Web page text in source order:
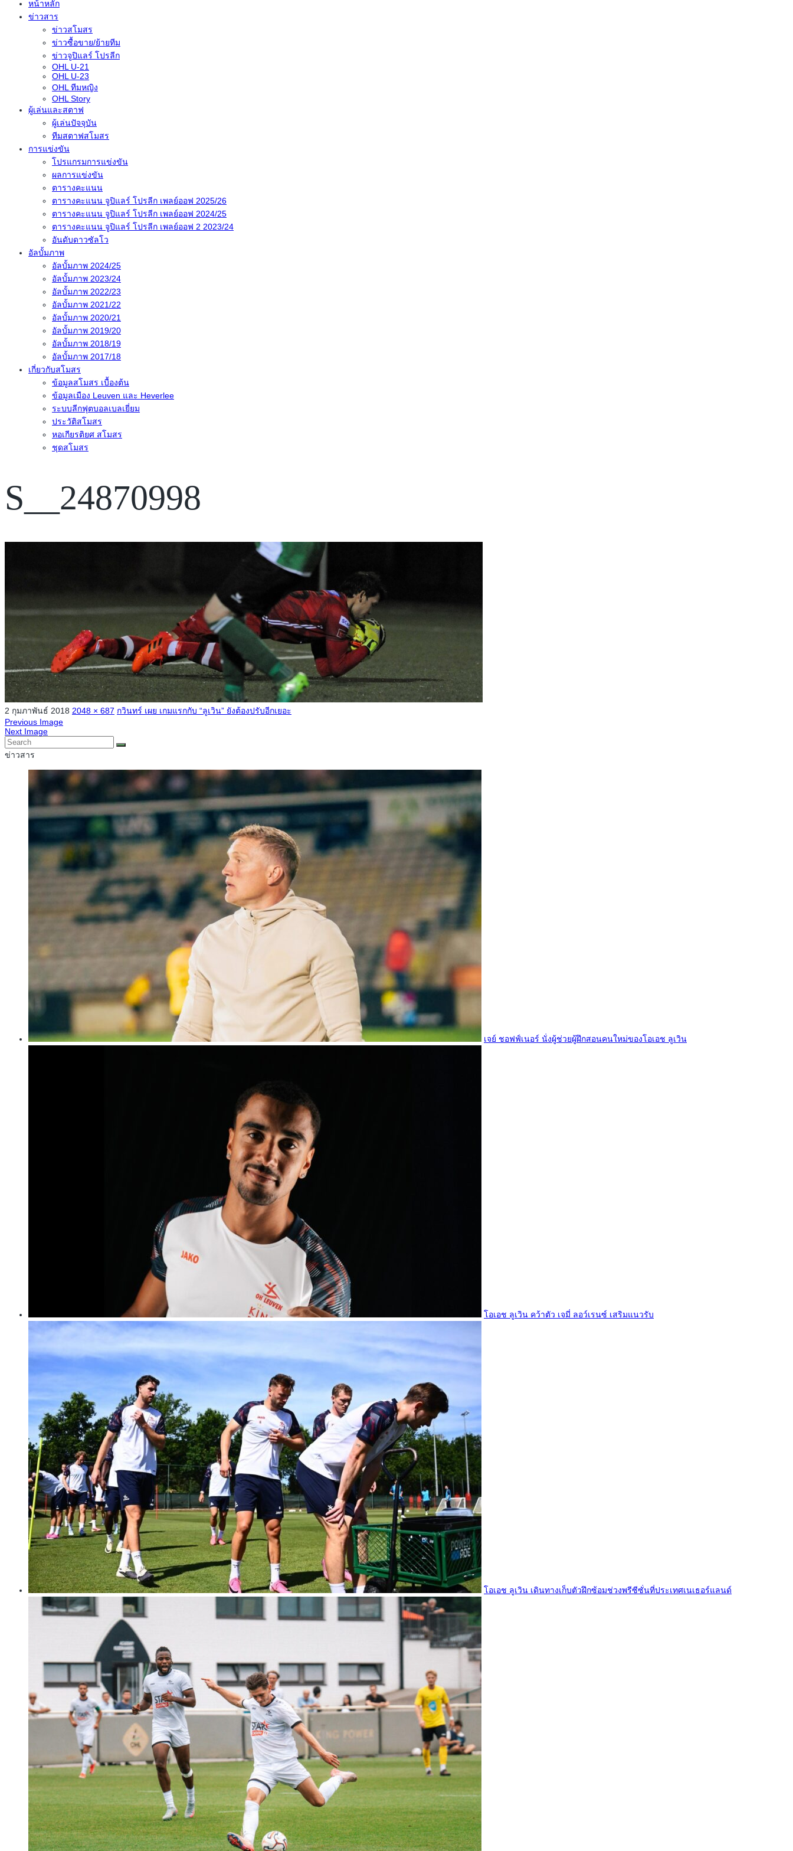
หน้าหลัก
ข่าวสาร
ข่าวสโมสร
ข่าวซื้อขาย/ย้ายทีม
ข่าวจูปิแลร์ โปรลีก
OHL U-21
OHL U-23
OHL ทีมหญิง
OHL Story
ผู้เล่นและสตาฟ
ผู้เล่นปัจจุบัน
ทีมสตาฟสโมสร
การแข่งขัน
โปรแกรมการแข่งขัน
ผลการแข่งขัน
ตารางคะแนน
ตารางคะแนน จูปิแลร์ โปรลีก เพลย์ออฟ 2025/26
ตารางคะแนน จูปิแลร์ โปรลีก เพลย์ออฟ 2024/25
ตารางคะแนน จูปิแลร์ โปรลีก เพลย์ออฟ 2 2023/24
อันดับดาวซัลโว
อัลบั้มภาพ
อัลบั้มภาพ 2024/25
อัลบั้มภาพ 2023/24
อัลบั้มภาพ 2022/23
อัลบั้มภาพ 2021/22
อัลบั้มภาพ 2020/21
อัลบั้มภาพ 2019/20
อัลบั้มภาพ 2018/19
อัลบั้มภาพ 2017/18
เกี่ยวกับสโมสร
ข้อมูลสโมสร เบื้องต้น
ข้อมูลเมือง Leuven และ Heverlee
ระบบลีกฟุตบอลเบลเยี่ยม
ประวัติสโมสร
หอเกียรติยศ สโมสร
ชุดสโมสร
S__24870998
2 กุมภาพันธ์ 2018 2048 × 687 กวินทร์ เผย เกมแรกกับ “ลูเวิน” ยังต้องปรับอีกเยอะ
Previous Image
Next Image
ข่าวสาร
เจย์ ชอฟฟ์เนอร์ นั่งผู้ช่วยผู้ฝึกสอนคนใหม่ของโอเอช ลูเวิน
โอเอช ลูเวิน คว้าตัว เจมี่ ลอว์เรนซ์ เสริมแนวรับ
โอเอช ลูเวิน เดินทางเก็บตัวฝึกซ้อมช่วงพรีซีซั่นที่ประเทศเนเธอร์แลนด์